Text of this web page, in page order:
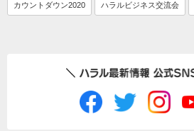
カウントダウン2020 ハラルビジネス交流会